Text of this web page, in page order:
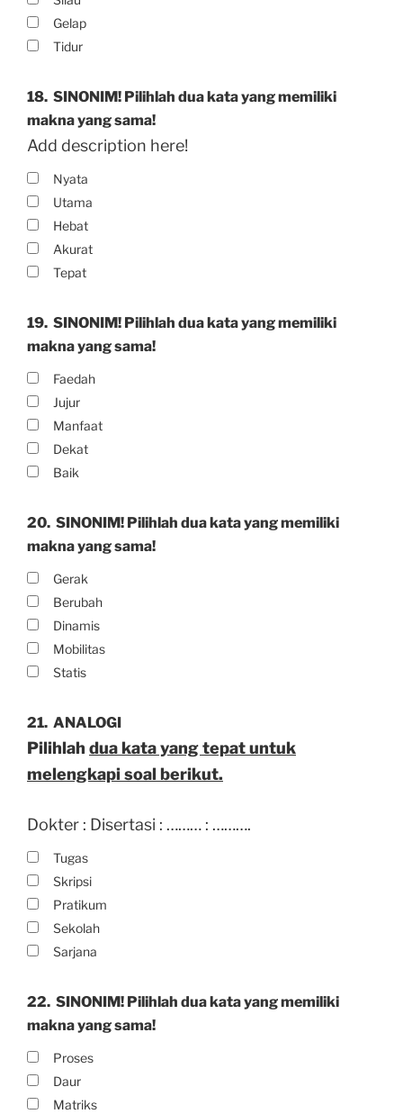
Gelap
Tidur
18. SINONIM! Pilihlah dua kata yang memiliki
makna yang sama!
Add description here!
Nyata
Utama
Hebat
Akurat
Tepat
19. SINONIM! Pilihlah dua kata yang memiliki
makna yang sama!
Faedah
Jujur
Manfaat
Dekat
Baik
20. SINONIM! Pilihlah dua kata yang memiliki
makna yang sama!
Gerak
Berubah
Dinamis
Mobilitas
Statis
21. ANALOGI
Pilihlah dua kata yang tepat untuk
melengkapi soal berikut.
Dokter : Disertasi : ……… : ……….
Tugas
Skripsi
Pratikum
Sekolah
Sarjana
22. SINONIM! Pilihlah dua kata yang memiliki
makna yang sama!
Proses
Daur
Matriks